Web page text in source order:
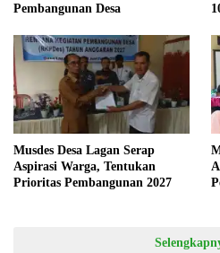
Pembangunan Desa
Musdes Desa Lagan Serap
Aspirasi Warga, Tentukan
Prioritas Pembangunan 2027